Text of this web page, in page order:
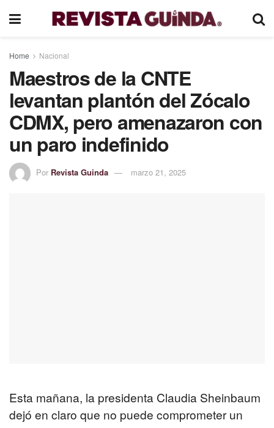
Home Nacional
Maestros de la CNTE
levantan plantón del Zócalo
CDMX, pero amenazaron con
un paro indefinido
Por Revista Guinda marzo 21, 2025
Esta mañana, la presidenta Claudia Sheinbaum
dejó en claro que no puede comprometer un